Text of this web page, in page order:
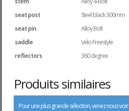
seat post
Steel black 300mm
seat pin
Alloy Bolt
saddle
Velo Freestyle
reflectors
360 degree
Produits similaires
Pour une plus grande sélection, venez nous voir